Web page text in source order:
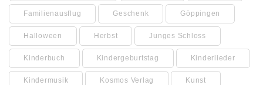
Familienausflug Geschenk Göppingen
Halloween Herbst Junges Schloss
Kinderbuch Kindergeburtstag Kinderlieder
Kindermusik Kosmos Verlag Kunst